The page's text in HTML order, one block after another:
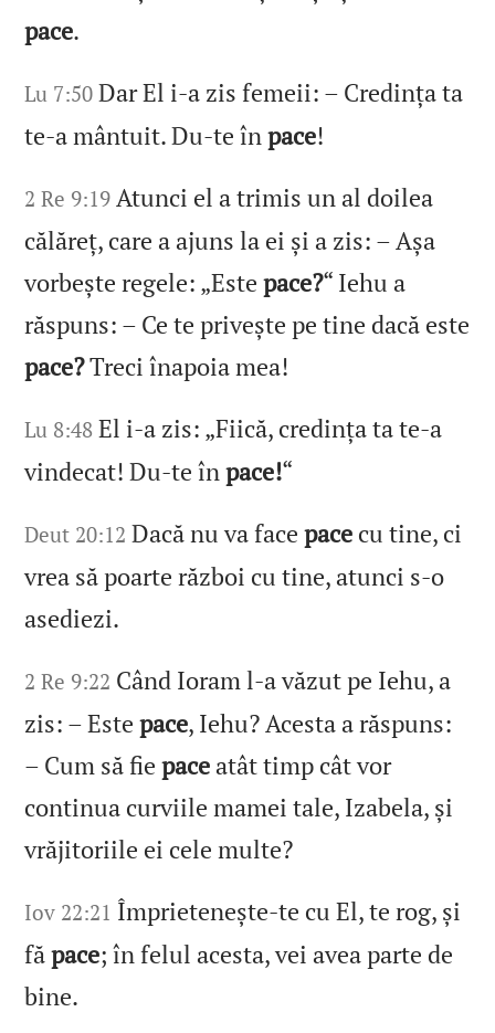
pace.
Lu 7:50 Dar El i‑a zis femeii: – Credința ta
te‑a mântuit. Du‑te înpace!
2 Re 9:19 Atunci el a trimis un al doilea
călăreț, care a ajuns la ei și a zis: – Așa
vorbește regele: „Estepace?“ Iehu a
răspuns: – Ce te privește pe tine dacă este
pace?Treci înapoia mea!
Lu 8:48 El i‑a zis: „Fiică, credința ta te‑a
vindecat! Du‑te înpace!“
Deut 20:12 Dacă nu va facepace cu tine, ci
vrea să poarte război cu tine, atunci s‑o
asediezi.
2 Re 9:22 Când Ioram l‑a văzut pe Iehu, a
zis: – Estepace, Iehu? Acesta a răspuns:
– Cum să fiepace atât timp cât vor
continua curviile mamei tale, Izabela, și
vrăjitoriile ei cele multe?
Iov 22:21 Împrietenește‑te cu El, te rog, și
făpace; în felul acesta, vei avea parte de
bine.